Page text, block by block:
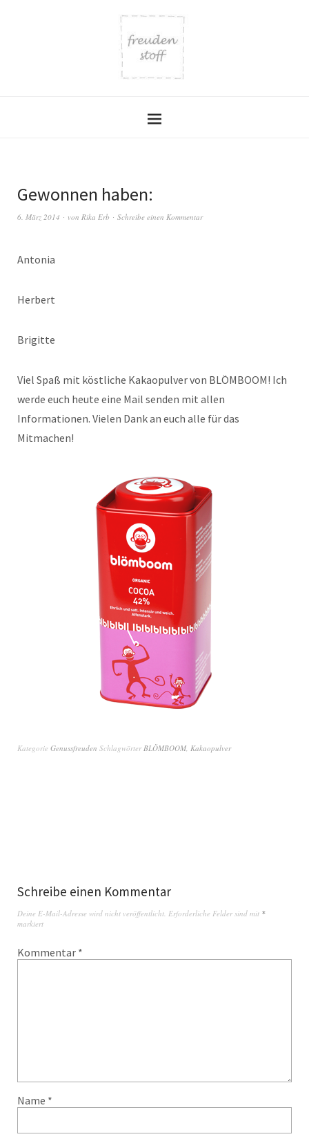
Gewonnen haben:
6. März 2014 von Rika Erb Schreibe einen Kommentar
Antonia
Herbert
Brigitte
Viel Spaß mit köstliche Kakaopulver von BLÖMBOOM! Ich
werde euch heute eine Mail senden mit allen
Informationen. Vielen Dank an euch alle für das
Mitmachen!
Kategorie Genussfreuden Schlagwörter BLÖMBOOM Kakaopulver
Schreibe einen Kommentar
Deine E-Mail-Adresse wird nicht veröffentlicht. Erforderliche Felder sind mit *
markiert
Kommentar *
Name *